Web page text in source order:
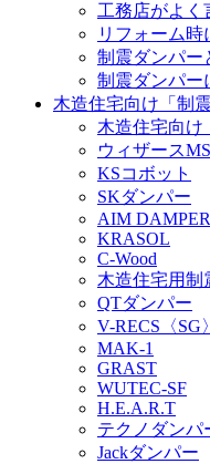
工務店がよく
リフォーム時
制震ダンパー
制震ダンパー
木造住宅向け「制
木造住宅向け
ウィザース
KSコボット
SKダンパー
AIM DAMPER
KRASOL
C-Wood
木造住宅用制
QTダンパー
V-RECS〈SG〉
MAK-1
GRAST
WUTEC-SF
H.E.A.R.T
テクノダンパ
Jackダンパー